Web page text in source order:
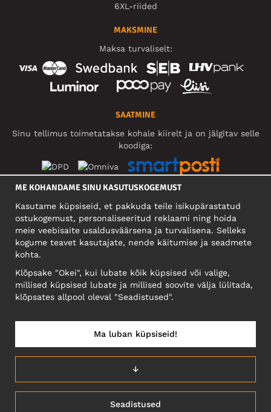
6XL-riided
MAKSMINE
Maksa turvaliselt:
SAATMINE
Sinu tellimus toimetatakse kohale kiirelt ja on jälgitav selle
koodiga:
FIRMA
Mäeküla tn 9, EE-13525 Tallinn
Reg: 17449603, KMKR: EE102960721
EESTI/EESTI KEEL
ME KOHANDAME SINU KASUTUSKOGEMUST
Kasutame küpsiseid, et pakkuda teile isikupärastatud
ostukogemust, personaliseeritud reklaami ning hoida
meie veebisaite usaldusväärsena ja turvalisena. Selleks
kogume teavet kasutajate, nende käitumise ja seadmete
kohta.
Klõpsake "Okei", kui lubate kõik küpsised või valige,
millised küpsised lubate ja millised soovite välja lülitada,
klõpsates allpool oleval "Seadistused".
Seadistused
↓
Ma luban küpsiseid!